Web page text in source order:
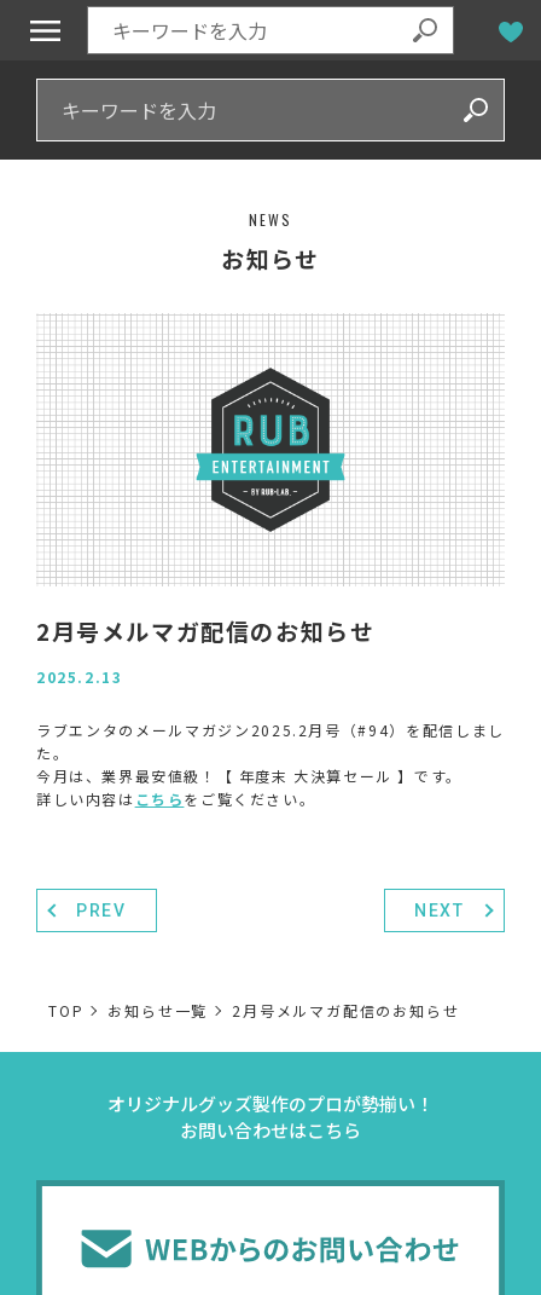
NEWS
お知らせ
2月号メルマガ配信のお知らせ
2025.2.13
ラブエンタのメールマガジン2025.2月号（#94）を配信しまし
た。
今月は、業界最安値級！【 年度末 大決算セール 】です。
詳しい内容は こちらをご覧ください。
PREV NEXT
TOP お知らせ一覧 2月号メルマガ配信のお知らせ
オリジナルグッズ製作のプロが勢揃い！
お問い合わせはこちら